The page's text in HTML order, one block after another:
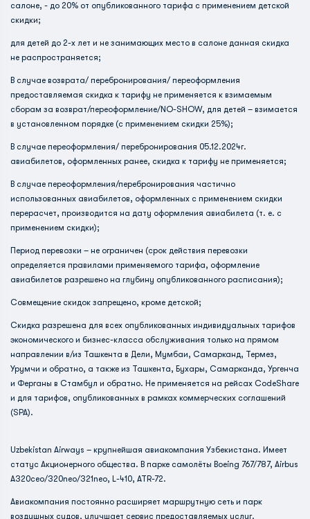
салоне, - до 20% от опубликованного тарифа с применением детской
скидки;
для детей до 2-х лет и не занимающих место в салоне данная скидка
не распространяется;
В случае возврата/ перебронирования/ переоформления
предоставляемая скидка к тарифу не применяется к взимаемым
сборам за возврат/переоформление/NO-SHOW, для детей – взимается
в установленном порядке (с применением скидки 25%);
В случае переоформления/ перебронирования 05.12.2024г.
авиабилетов, оформленных ранее, скидка к тарифу не применяется;
В случае переоформления/перебронирования частично
использованных авиабилетов, оформленных с применением скидки
перерасчет, производится на дату оформления авиабилета (т. е. с
применением скидки);
Период перевозки – не ограничен (срок действия перевозки
определяется правилами применяемого тарифа, оформление
авиабилетов разрешено на глубину опубликованного расписания);
Совмещение скидок запрещено, кроме детской;
Скидка разрешена для всех опубликованных индивидуальных тарифов
экономического и бизнес-класса обслуживания только на прямом
направлении в/из Ташкента в Дели, Мумбаи, Самарканд, Термез,
Урумчи и обратно, а также из Ташкента, Бухары, Самарканда, Ургенча
и Ферганы в Стамбул и обратно. Не применяется на рейсах CodeShare
и для тарифов, опубликованных в рамках коммерческих соглашений
(SPA).
Uzbekistan Airways – крупнейшая авиакомпания Узбекистана. Имеет
статус Акционерного общества. В парке самолёты Boeing 767/787, Airbus
А320ceo/320neo/321neo, L-410, ATR-72.
Авиакомпания постоянно расширяет маршрутную сеть и парк
воздушных судов, улучшает сервис предоставляемых услуг.